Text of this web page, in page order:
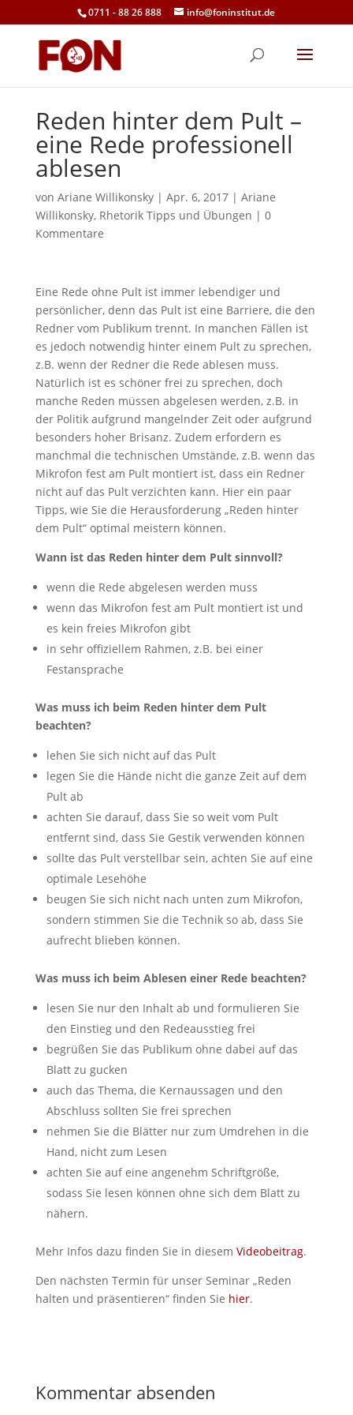
0711 - 88 26 888 info@foninstitut.de
Reden hinter dem Pult –
eine Rede professionell
ablesen
von Ariane Willikonsky| Apr. 6, 2017| Ariane
Willikonsky, Rhetorik Tipps und Übungen | 0
Kommentare
Eine Rede ohne Pult ist immer lebendiger und
persönlicher, denn das Pult ist eine Barriere, die den
Redner vom Publikum trennt. In manchen Fällen ist
es jedoch notwendig hinter einem Pult zu sprechen,
z.B. wenn der Redner die Rede ablesen muss.
Natürlich ist es schöner frei zu sprechen, doch
manche Reden müssen abgelesen werden, z.B. in
der Politik aufgrund mangelnder Zeit oder aufgrund
besonders hoher Brisanz. Zudem erfordern es
manchmal die technischen Umstände, z.B. wenn das
Mikrofon fest am Pult montiert ist, dass ein Redner
nicht auf das Pult verzichten kann. Hier ein paar
Tipps, wie Sie die Herausforderung „Reden hinter
dem Pult“ optimal meistern können.
Wann ist das Reden hinter dem Pult sinnvoll?
wenn die Rede abgelesen werden muss
wenn das Mikrofon fest am Pult montiert ist und
es kein freies Mikrofon gibt
in sehr offiziellem Rahmen, z.B. bei einer
Festansprache
Was muss ich beim Reden hinter dem Pult
beachten?
lehen Sie sich nicht auf das Pult
legen Sie die Hände nicht die ganze Zeit auf dem
Pult ab
achten Sie darauf, dass Sie so weit vom Pult
entfernt sind, dass Sie Gestik verwenden können
sollte das Pult verstellbar sein, achten Sie auf eine
optimale Lesehöhe
beugen Sie sich nicht nach unten zum Mikrofon,
sondern stimmen Sie die Technik so ab, dass Sie
aufrecht blieben können.
Was muss ich beim Ablesen einer Rede beachten?
lesen Sie nur den Inhalt ab und formulieren Sie
den Einstieg und den Redeausstieg frei
begrüßen Sie das Publikum ohne dabei auf das
Blatt zu gucken
auch das Thema, die Kernaussagen und den
Abschluss sollten Sie frei sprechen
nehmen Sie die Blätter nur zum Umdrehen in die
Hand, nicht zum Lesen
achten Sie auf eine angenehm Schriftgröße,
sodass Sie lesen können ohne sich dem Blatt zu
nähern.
Mehr Infos dazu finden Sie in diesem Videobeitrag.
Den nächsten Termin für unser Seminar „Reden
halten und präsentieren“ finden Sie hier.
Kommentar absenden